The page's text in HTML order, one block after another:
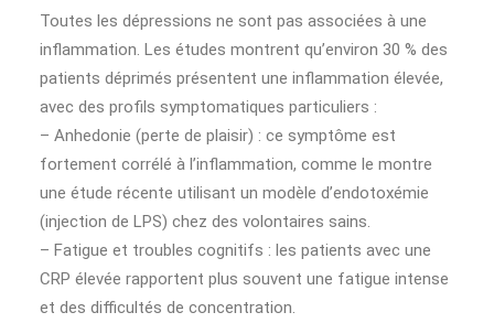
Toutes les dépressions ne sont pas associées à une
inflammation. Les études montrent qu’environ 30 % des
patients déprimés présentent une inflammation élevée,
avec des profils symptomatiques particuliers :
– Anhedonie (perte de plaisir) : ce symptôme est
fortement corrélé à l’inflammation, comme le montre
une étude récente utilisant un modèle d’endotoxémie
(injection de LPS) chez des volontaires sains.
– Fatigue et troubles cognitifs : les patients avec une
CRP élevée rapportent plus souvent une fatigue intense
et des difficultés de concentration.